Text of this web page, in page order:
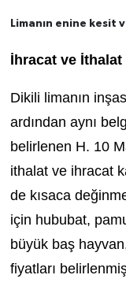
Limanın enine kesit
İhracat ve İthalat
Dikili limanın
ardından aynı
belirlenen H. 10
ithalat ve ihracat
de kısaca
için hububat,
büyük baş
fiyatları